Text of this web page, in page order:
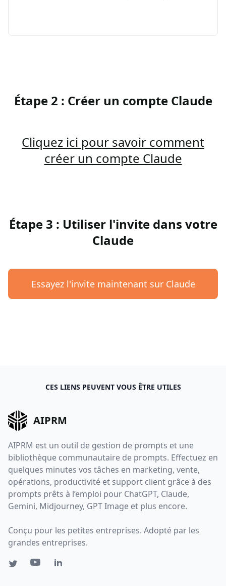
Étape 2 : Créer un compte Claude
Cliquez ici pour savoir comment
créer un compte Claude
Étape 3 : Utiliser l'invite dans votre
Claude
Essayez l'invite maintenant sur Claude
CES LIENS PEUVENT VOUS ÊTRE UTILES
AIPRM
AIPRM est un outil de gestion de prompts et une
bibliothèque communautaire de prompts. Effectuez en
quelques minutes vos tâches en marketing, vente,
opérations, productivité et support client grâce à des
prompts prêts à l’emploi pour ChatGPT, Claude,
Gemini, Midjourney, GPT Image et plus encore.
Conçu pour les petites entreprises. Adopté par les
grandes entreprises.